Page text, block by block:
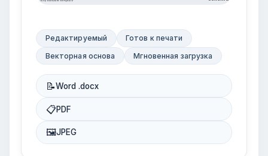
Редактируемый
Готов к печати
Векторная основа
Мгновенная загрузка
📝Word .docx
📋PDF
🖼JPEG